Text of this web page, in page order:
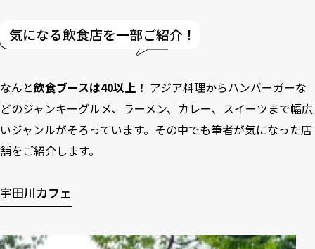
気になる飲食店を一部ご紹介！
なんと飲食ブースは40以上！ アジア料理からハンバーガーな
どのジャンキーグルメ、ラーメン、カレー、スイーツまで幅広
いジャンルがそろっています。その中でも筆者が気になった店
舗をご紹介します。
宇田川カフェ